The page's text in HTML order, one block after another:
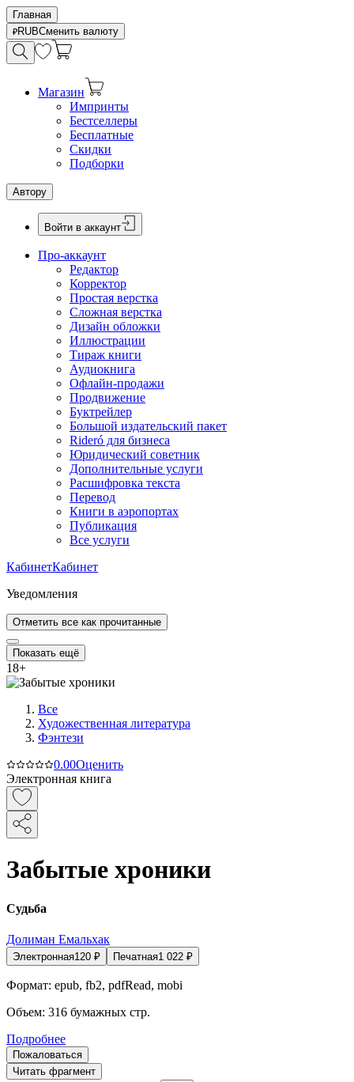
Главная
RUBСменить валюту
Магазин
Импринты
Бестселлеры
Бесплатные
Скидки
Подборки
Автору
Войти в аккаунт
Про-аккаунт
Редактор
Корректор
Простая верстка
Сложная верстка
Дизайн обложки
Иллюстрации
Тираж книги
Аудиокнига
Офлайн-продажи
Продвижение
Буктрейлер
Большой издательский пакет
Rideró для бизнеса
Юридический советник
Дополнительные услуги
Расшифровка текста
Перевод
Книги в аэропортах
Публикация
Все услуги
КабинетКабинет
Уведомления
Отметить все как прочитанные
Показать ещё
18+
Все
Художественная литература
Фэнтези
0.00Оценить
Электронная книга
Забытые хроники
Судьба
Долиман Емальхак
Электронная120 ₽ Печатная1 022 ₽
Формат: epub, fb2, pdfRead, mobi
Объем: 316 бумажных стр.
Подробнее
Пожаловаться
Читать фрагмент